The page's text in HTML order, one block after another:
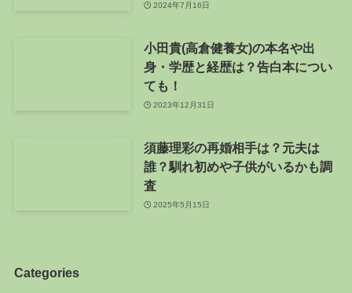
2024年7月16日
小田貴(高倉健養女)の本名や出
身・学歴と経歴は？告白本につい
ても！
2023年12月31日
須藤理彩の再婚相手は？元夫は
誰？馴れ初めや子供がいるかも調
査
2025年5月15日
Categories